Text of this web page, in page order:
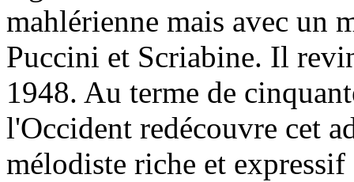
mahlérienne mais avec un
Puccini et Scriabine. Il
1948. Au terme de
l'Occident redécouvre cet
mélodiste riche et